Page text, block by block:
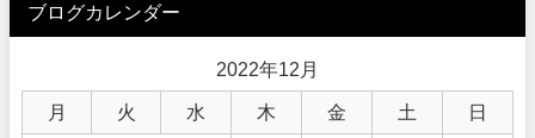
ブログカレンダー
2022年12月
月 火 水 木 金 土 日